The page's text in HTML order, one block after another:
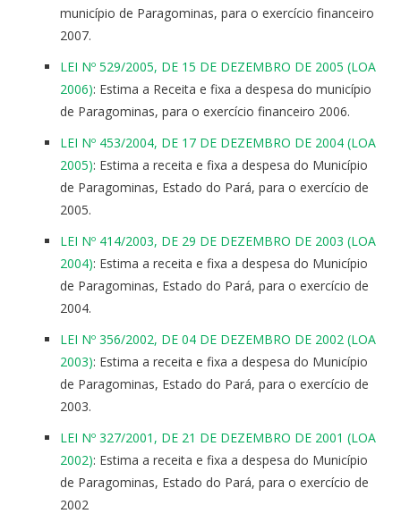
município de Paragominas, para o exercício financeiro
2007.
LEI Nº 529/2005, DE 15 DE DEZEMBRO DE 2005 (LOA
2006): Estima a Receita e fixa a despesa do município
de Paragominas, para o exercício financeiro 2006.
LEI Nº 453/2004, DE 17 DE DEZEMBRO DE 2004 (LOA
2005): Estima a receita e fixa a despesa do Município
de Paragominas, Estado do Pará, para o exercício de
2005.
LEI Nº 414/2003, DE 29 DE DEZEMBRO DE 2003 (LOA
2004): Estima a receita e fixa a despesa do Município
de Paragominas, Estado do Pará, para o exercício de
2004.
LEI Nº 356/2002, DE 04 DE DEZEMBRO DE 2002 (LOA
2003): Estima a receita e fixa a despesa do Município
de Paragominas, Estado do Pará, para o exercício de
2003.
LEI Nº 327/2001, DE 21 DE DEZEMBRO DE 2001 (LOA
2002): Estima a receita e fixa a despesa do Município
de Paragominas, Estado do Pará, para o exercício de
2002